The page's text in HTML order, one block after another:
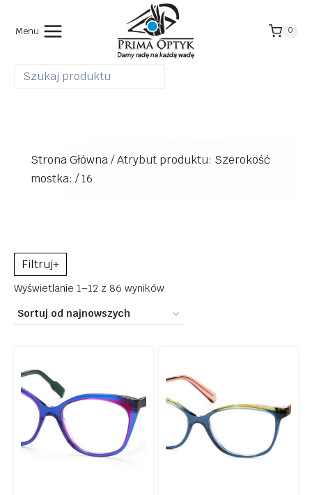
Menu 0
Strona Główna/Atrybut produktu: Szerokość
mostka: /16
+
399 zł
Promocja
Wyświetlanie 1–12 z 86 wynikówPosortowane
najnowszych